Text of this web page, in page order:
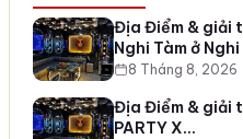
Địa Điểm & giải
Nghi Tàm ở
8 Tháng 8, 2026
Địa Điểm & giải
PARTY X…